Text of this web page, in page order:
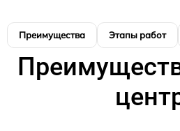
Преимущества Этапы работ